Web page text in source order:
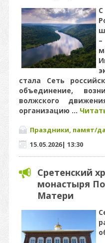
стала Сеть
объединение,
волжского
организацию ...
Праздники, памят/
15.05.2026| 13:30
Сретенский
монастыря
Матери